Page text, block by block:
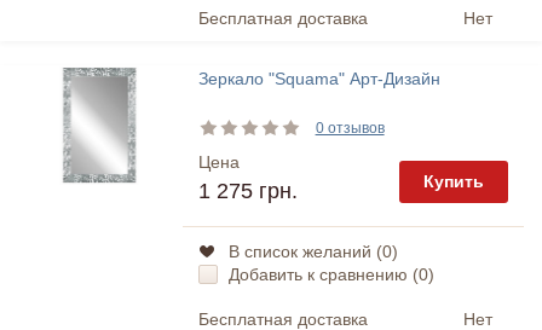
Бесплатная доставка Нет
Зеркало "Squama" Арт-Дизайн
0 отзывов
Цена
1 275 грн. Купить
В список желаний (0)
Добавить к сравнению (0)
Бесплатная доставка Нет